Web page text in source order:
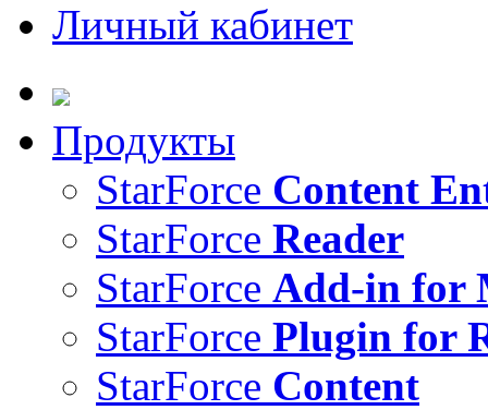
Личный кабинет
Продукты
StarForce Content
StarForce Reader
StarForce Add-in for
StarForce Plugin for
StarForce Content